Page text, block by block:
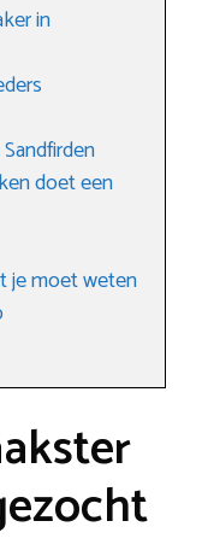
in
doet een
je moet weten